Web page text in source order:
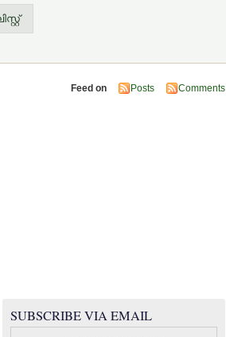
Feed on Posts Comments
SUBSCRIBE VIA EMAIL